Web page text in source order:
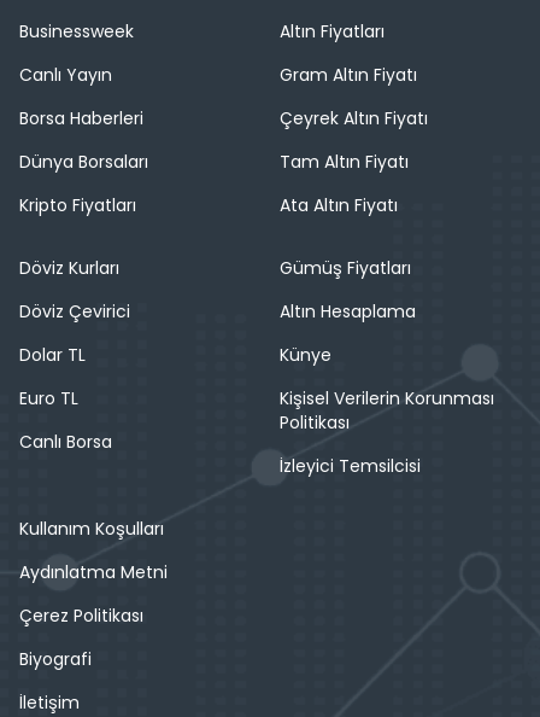
Businessweek
Canlı Yayın
Borsa Haberleri
Dünya Borsaları
Kripto Fiyatları
Altın Fiyatları
Gram Altın Fiyatı
Çeyrek Altın Fiyatı
Tam Altın Fiyatı
Ata Altın Fiyatı
Döviz Kurları
Döviz Çevirici
Dolar TL
Euro TL
Canlı Borsa
Gümüş Fiyatları
Altın Hesaplama
Künye
Kişisel Verilerin Korunması
Politikası
İzleyici Temsilcisi
Kullanım Koşulları
Aydınlatma Metni
Çerez Politikası
Biyografi
İletişim